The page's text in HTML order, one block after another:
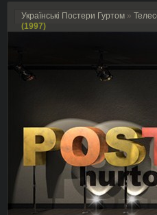
Українські Постери Гуртом »
(1997)